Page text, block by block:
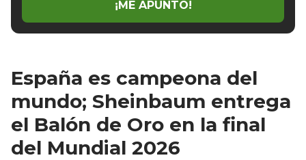
¡ME APUNTO!
España es campeona del
mundo; Sheinbaum entrega
el Balón de Oro en la final
del Mundial 2026